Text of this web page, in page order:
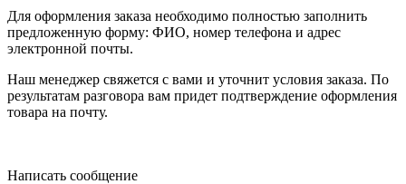
Для оформления заказа необходимо полностью заполнить
предложенную форму: ФИО, номер телефона и адрес
электронной почты.
Наш менеджер свяжется с вами и уточнит условия заказа. По
результатам разговора вам придет подтверждение оформления
товара на почту.
Написать сообщение